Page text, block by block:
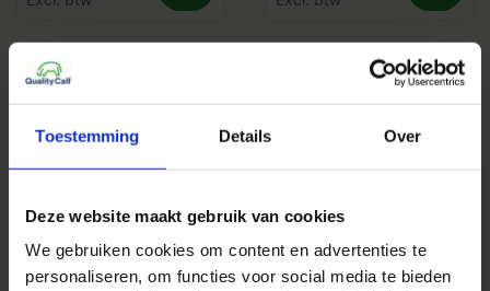
Toestemming Details Over
Deze website maakt gebruik van cookies
We gebruiken cookies om content en advertenties te
personaliseren, om functies voor social media te bieden
Ecf2 Rvs Ophanghaak Ecf1 Rvs Ophanghaak